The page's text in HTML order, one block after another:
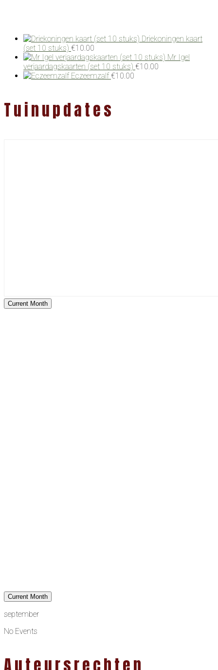
Driekoningen kaart
(set 10 stuks) €10.00
Mr Igel
verjaardagskaarten (set 10 stuks) €10.00
Eczeemzalf €10.00
Tuinupdates
Current Month
Current Month
september
No Events